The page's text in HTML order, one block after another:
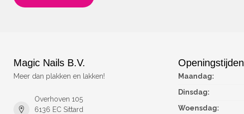
Magic Nails B.V.
Meer dan plakken en lakken!
Overhoven 105
6136 EC Sittard
Openingstijden
Maandag:
Dinsdag:
Woensdag: